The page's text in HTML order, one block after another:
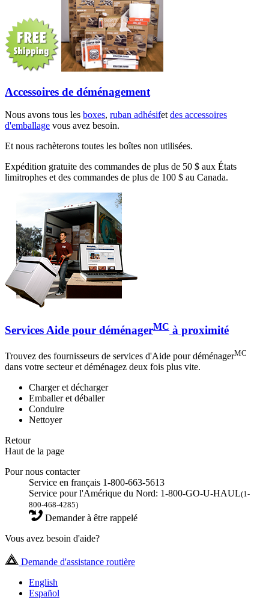
Accessoires de déménagement
Nous avons tous les boxes, ruban adhésifetdes accessoires
d'emballage vous avez besoin.
Et nous rachèterons toutes les boîtes non utilisées.
Expédition gratuite des commandes de plus de 50 $ aux États
limitrophes et des commandes de plus de 100 $ au Canada.
Services Aide pour déménagerMC à proximité
Trouvez des fournisseurs de services d'Aide pour déménagerMC
dans votre secteur et déménagez deux fois plus vite.
Charger et décharger
Emballer et déballer
Conduire
Nettoyer
Retour
Haut de la page
Pour nous contacter
Service en français 1-800-663-5613
Service pour l'Amérique du Nord: 1-800-GO-U-HAUL(1-
800-468-4285)
Demander à être rappelé
Vous avez besoin d'aide?
Demande d'assistance routière
English
Español